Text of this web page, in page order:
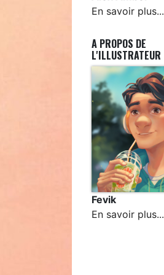
En savoir plus...
A PROPOS DE
L'ILLUSTRATEUR
Fevik
En savoir plus...